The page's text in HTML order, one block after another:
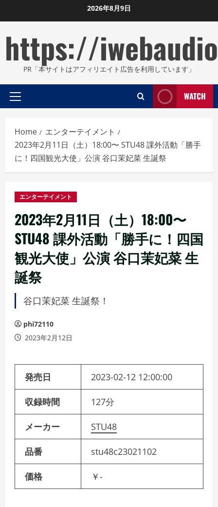
to
2026年8月9日
https://
PR「本サイトはアフィリエイト広告を利用しています」
Primary
WATCH
Home
エンターテイメント
2023年2月11日（土）18:00〜 STU48 課外活動「勝手
に！四国観光大使」公演 谷口茉妃菜 生誕祭
エンターテイメント
2023年2月11日（土）18:00〜
STU48 課外活動「勝手に！四国
観光大使」公演 谷口茉妃菜 生
誕祭
谷口茉妃菜 生誕祭！
phi72110
2023年2月12日
発売日 2023-02-12 12:00:00
収録時間 127分
メーカー STU48
品番 stu48c23021102
価格 ￥-